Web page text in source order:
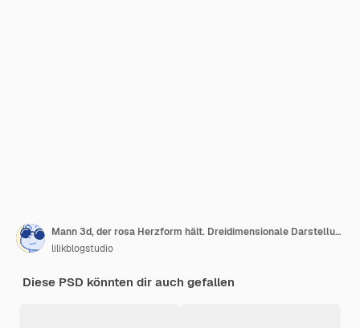
Mann 3d, der rosa Herzform hält. Dreidimensionale Darstellung.
lilikblogstudio
Diese PSD könnten dir auch gefallen